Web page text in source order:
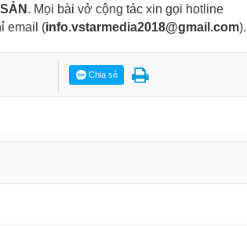
. Mọi bài vở cộng tác xin gọi hotline
email (info.vstarmedia2018@gmail.com).
Chia sẻ